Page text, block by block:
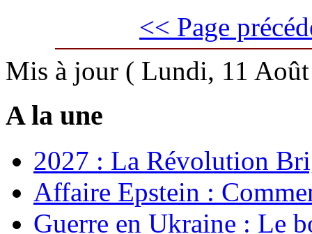
<< Page
Mis à jour ( Lundi, 11
A la une
2027 : La Révolution
Affaire Epstein :
Guerre en Ukraine : Le